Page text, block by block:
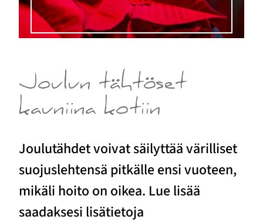
Joulun tähtöset
kauniina kotiin
Joulutähdet voivat säilyttää värilliset
suojuslehtensä pitkälle ensi vuoteen,
mikäli hoito on oikea. Lue lisää
saadaksesi lisätietoja